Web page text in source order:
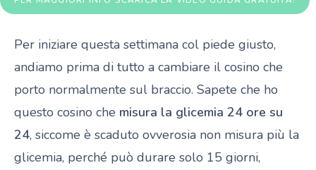
Per iniziare questa settimana col piede giusto,
andiamo prima di tutto a cambiare il cosino che
porto normalmente sul braccio. Sapete che ho
questo cosino che misura la glicemia 24 ore su
24, siccome è scaduto ovverosia non misura più la
glicemia, perché può durare solo 15 giorni,